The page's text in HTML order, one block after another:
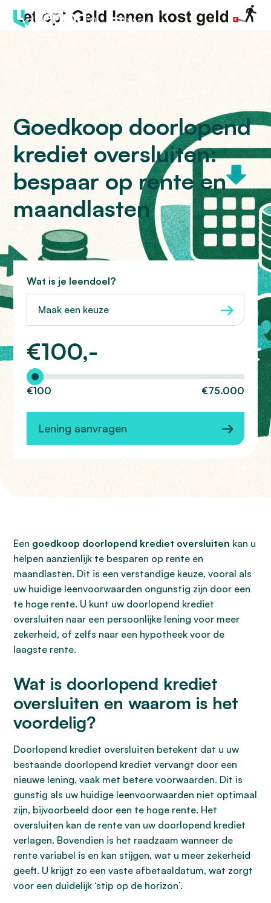
Menu
Goedkoop doorlopend
krediet oversluiten:
bespaar op rente en
maandlasten
Wat is je leendoel?
Maak een keuze
€100,-
Hoeveel wilt u lenen?
€100 €75.000
Lening aanvragen
Een goedkoop doorlopend krediet oversluiten kan u
helpen aanzienlijk te besparen op rente en
maandlasten. Dit is een verstandige keuze, vooral als
uw huidige leenvoorwaarden ongunstig zijn door een
te hoge rente. U kunt uw doorlopend krediet
oversluiten naar een persoonlijke lening voor meer
zekerheid, of zelfs naar een hypotheek voor de
laagste rente.
Wat is doorlopend krediet
oversluiten en waarom is het
voordelig?
Doorlopend krediet oversluiten betekent dat u uw
bestaande doorlopend krediet vervangt door een
nieuwe lening, vaak met betere voorwaarden. Dit is
gunstig als uw huidige leenvoorwaarden niet optimaal
zijn, bijvoorbeeld door een te hoge rente. Het
oversluiten kan de rente van uw doorlopend krediet
verlagen. Bovendien is het raadzaam wanneer de
rente variabel is en kan stijgen, wat u meer zekerheid
geeft. U krijgt zo een vaste afbetaaldatum, wat zorgt
voor een duidelijk ‘stip op de horizon’.